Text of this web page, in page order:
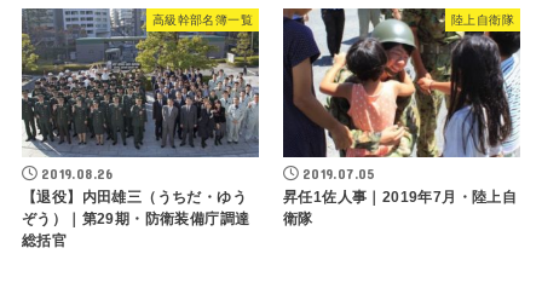
高級幹部名簿一覧
2019.08.26
【退役】内田雄三（うちだ・ゆう
ぞう）｜第29期・防衛装備庁調達
総括官
陸上自衛隊
2019.07.05
昇任1佐人事｜2019年7月・陸上自
衛隊